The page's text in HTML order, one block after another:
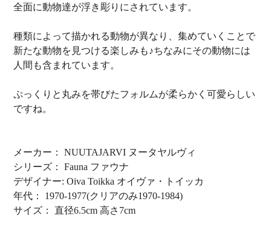
全面に動物達が浮き彫りにされています。
種類によって描かれる動物が異なり、集めていくことで
新たな動物を見つける楽しみも♪ちなみにその動物には
人間も含まれています。
ぷっくりと丸みを帯びたフォルムが柔らかく可愛らしい
ですね。
メーカー： NUUTAJARVI ヌータヤルヴィ
シリーズ： Fauna ファウナ
デザイナー: Oiva Toikka オイヴァ・トイッカ
年代： 1970-1977(クリアのみ1970-1984)
サイズ： 直径6.5cm 高さ7cm